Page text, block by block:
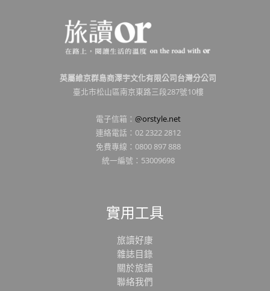
英屬維京群島商澤宇文化有限公司台灣分公司
臺北市松山區南京東路三段287號10樓
電子信箱： @orstyle.net
連絡電話：02 2322 2812
免費專線：0800 897 888
統一編號：53009698
實用工具
旅讀好康
雜誌目錄
關於旅讀
聯絡我們